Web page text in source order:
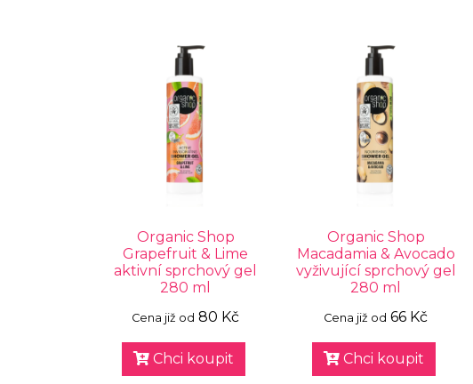
Organic Shop
Grapefruit & Lime
aktivní sprchový gel
280 ml
Cena již od 80 Kč
Chci koupit
Organic Shop
Macadamia & Avocado
vyživující sprchový gel
280 ml
Cena již od 66 Kč
Chci koupit